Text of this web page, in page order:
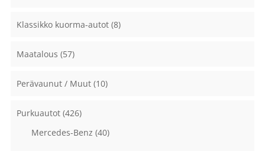
Klassikko kuorma-autot (8)
Maatalous (57)
Perävaunut / Muut (10)
Purkuautot (426)
Mercedes-Benz (40)